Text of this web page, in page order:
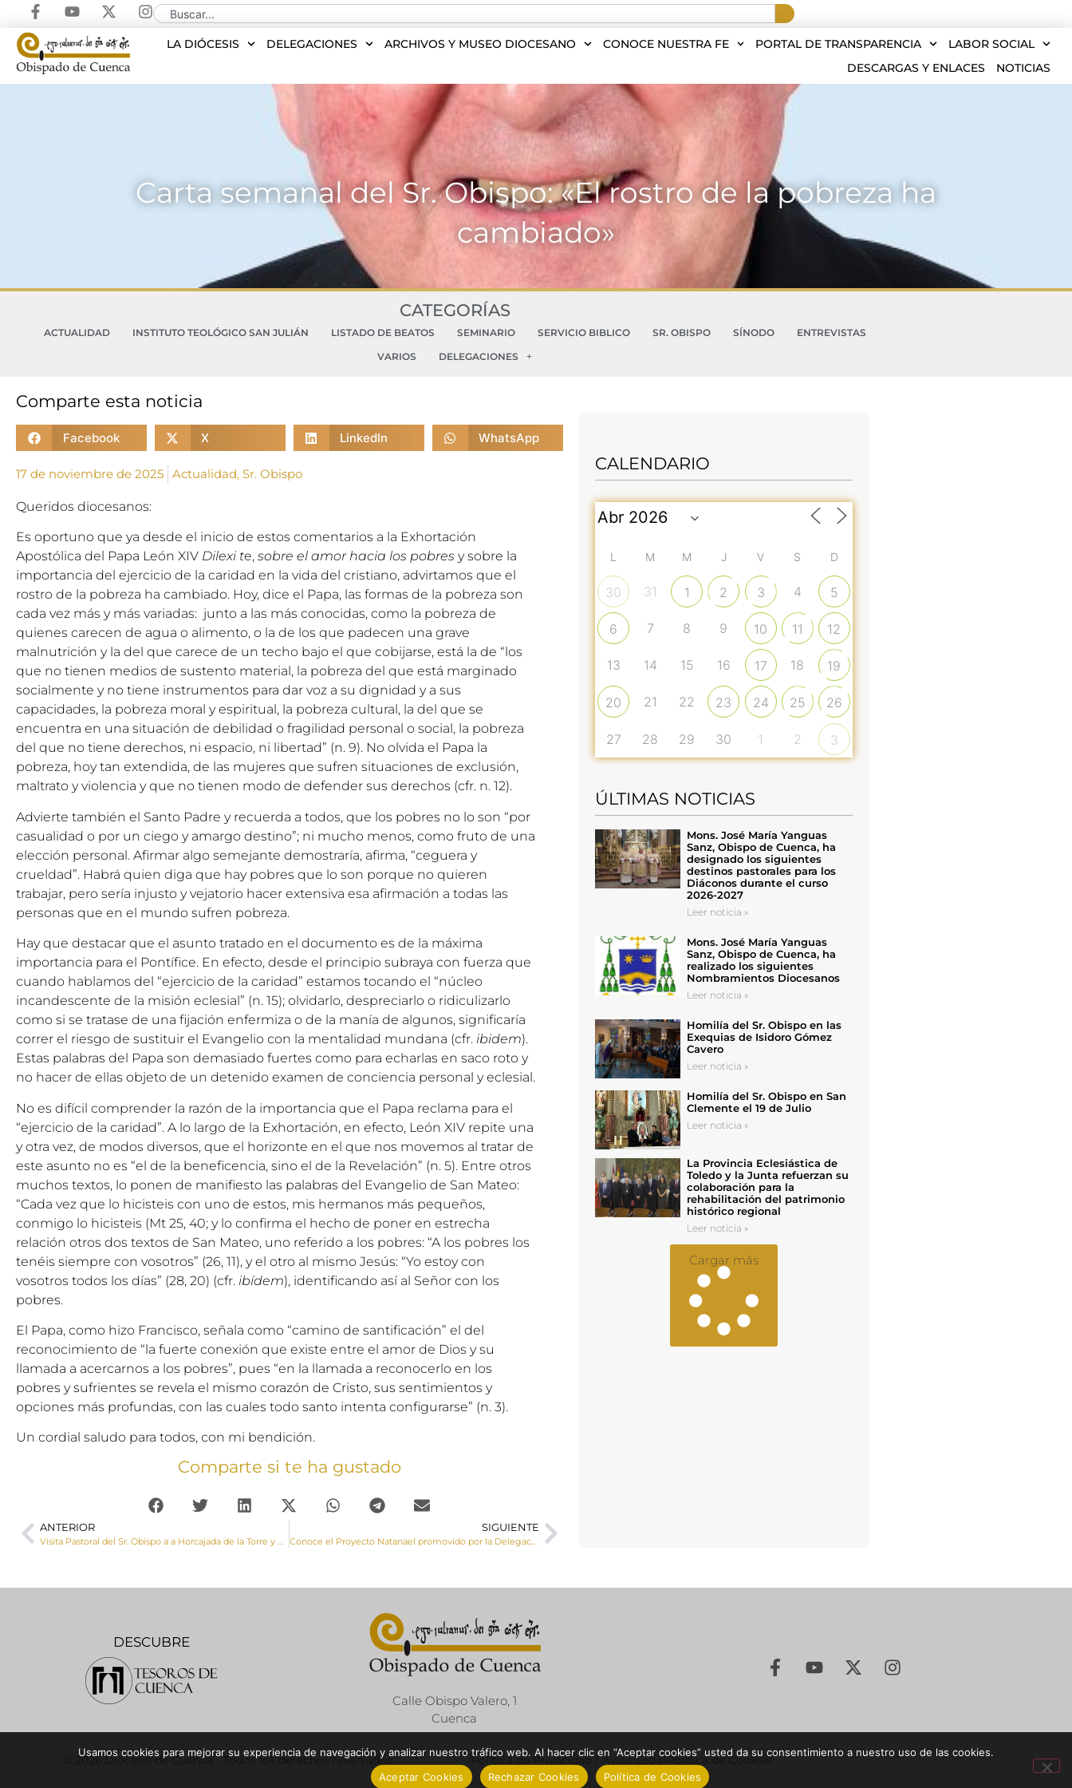
LA DIÓCESIS DELEGACIONES ARCHIVOS Y MUSEO DIOCESANO CONOCE NUESTRA FE PORTAL DE TRANSPARENCIA
LABOR SOCIAL
DESCARGAS Y ENLACES
NOTICIAS
Carta semanal del Sr. Obispo: «El rostro de la pobreza ha
cambiado»
CATEGORÍAS
ACTUALIDAD INSTITUTO TEOLÓGICO SAN JULIÁN LISTADO DE BEATOS SEMINARIO SERVICIO BIBLICO SR. OBISPO SÍNODO
ENTREVISTAS
VARIOS
DELEGACIONES
Comparte esta noticia
Facebook X LinkedIn WhatsApp
17 de noviembre de 2025 Actualidad, Sr. Obispo
Queridos diocesanos:
Es oportuno que ya desde el inicio de estos comentarios a la Exhortación
Apostólica del Papa León XIV Dilexi te, sobre el amor hacia los pobres y sobre la
importancia del ejercicio de la caridad en la vida del cristiano, advirtamos que el
rostro de la pobreza ha cambiado. Hoy, dice el Papa, las formas de la pobreza son
cada vez más y más variadas: junto a las más conocidas, como la pobreza de
quienes carecen de agua o alimento, o la de los que padecen una grave
malnutrición y la del que carece de un techo bajo el que cobijarse, está la de “los
que no tienen medios de sustento material, la pobreza del que está marginado
socialmente y no tiene instrumentos para dar voz a su dignidad y a sus
capacidades, la pobreza moral y espiritual, la pobreza cultural, la del que se
encuentra en una situación de debilidad o fragilidad personal o social, la pobreza
del que no tiene derechos, ni espacio, ni libertad” (n. 9). No olvida el Papa la
pobreza, hoy tan extendida, de las mujeres que sufren situaciones de exclusión,
maltrato y violencia y que no tienen modo de defender sus derechos (cfr. n. 12).
Advierte también el Santo Padre y recuerda a todos, que los pobres no lo son “por
casualidad o por un ciego y amargo destino”; ni mucho menos, como fruto de una
elección personal. Afirmar algo semejante demostraría, afirma, “ceguera y
crueldad”. Habrá quien diga que hay pobres que lo son porque no quieren
trabajar, pero sería injusto y vejatorio hacer extensiva esa afirmación a todas las
personas que en el mundo sufren pobreza.
Hay que destacar que el asunto tratado en el documento es de la máxima
importancia para el Pontífice. En efecto, desde el principio subraya con fuerza que
cuando hablamos del “ejercicio de la caridad” estamos tocando el “núcleo
incandescente de la misión eclesial” (n. 15); olvidarlo, despreciarlo o ridiculizarlo
como si se tratase de una fijación enfermiza o de la manía de algunos, significaría
correr el riesgo de sustituir el Evangelio con la mentalidad mundana (cfr. ibidem).
Estas palabras del Papa son demasiado fuertes como para echarlas en saco roto y
no hacer de ellas objeto de un detenido examen de conciencia personal y eclesial.
No es difícil comprender la razón de la importancia que el Papa reclama para el
“ejercicio de la caridad”. A lo largo de la Exhortación, en efecto, León XIV repite una
y otra vez, de modos diversos, que el horizonte en el que nos movemos al tratar de
este asunto no es “el de la beneficencia, sino el de la Revelación” (n. 5). Entre otros
muchos textos, lo ponen de manifiesto las palabras del Evangelio de San Mateo:
“Cada vez que lo hicisteis con uno de estos, mis hermanos más pequeños,
conmigo lo hicisteis (Mt 25, 40; y lo confirma el hecho de poner en estrecha
relación otros dos textos de San Mateo, uno referido a los pobres: “A los pobres los
tenéis siempre con vosotros” (26, 11), y el otro al mismo Jesús: “Yo estoy con
vosotros todos los días” (28, 20) (cfr. ibídem), identificando así al Señor con los
pobres.
El Papa, como hizo Francisco, señala como “camino de santificación” el del
reconocimiento de “la fuerte conexión que existe entre el amor de Dios y su
llamada a acercarnos a los pobres”, pues “en la llamada a reconocerlo en los
pobres y sufrientes se revela el mismo corazón de Cristo, sus sentimientos y
opciones más profundas, con las cuales todo santo intenta configurarse” (n. 3).
Un cordial saludo para todos, con mi bendición.
Comparte si te ha gustado
ANTERIOR
Visita Pastoral del Sr. Obispo a a Horcajada de la Torre y Pineda de Gigüela
SIGUIENTE
Conoce el Proyecto Natanael promovido por la Delegación de Acogida y Atención a las Personas con Discapacidad
CALENDARIO
L M M J V S D
30 31 1 2 3 4 5
6 7 8 9 10 11 12
13 14 15 16 17 18 19
20 21 22 23 24 25 26
27 28 29 30 1 2 3
ÚLTIMAS NOTICIAS
Mons. José María Yanguas
Sanz, Obispo de Cuenca, ha
designado los siguientes
destinos pastorales para los
Diáconos durante el curso
2026-2027
Leer noticia »
Mons. José María Yanguas
Sanz, Obispo de Cuenca, ha
realizado los siguientes
Nombramientos Diocesanos
Leer noticia »
Homilía del Sr. Obispo en las
Exequias de Isidoro Gómez
Cavero
Leer noticia »
Homilía del Sr. Obispo en San
Clemente el 19 de Julio
Leer noticia »
La Provincia Eclesiástica de
Toledo y la Junta refuerzan su
colaboración para la
rehabilitación del patrimonio
histórico regional
Leer noticia »
Cargar más
DESCUBRE
Calle Obispo Valero, 1
Cuenca
© 2026 Diócesis de Cuenca - Todos los derechos reservados Política de Privacidad / Aviso LegalPolítica de Cookies
Usamos cookies para mejorar su experiencia de navegación y analizar nuestro tráfico web. Al hacer clic en “Aceptar cookies” usted da su consentimiento a nuestro uso de las cookies.
Aceptar Cookies
Rechazar Cookies Política de Cookies